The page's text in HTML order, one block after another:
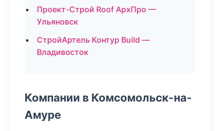
Проект-Строй Roof АрхПро —
Ульяновск
СтройАртель Контур Build —
Владивосток
Компании в Комсомольск-на-
Амуре